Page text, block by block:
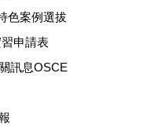
色案例選拔
申請表
訊息OSCE